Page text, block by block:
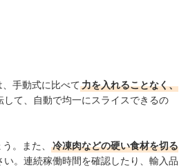
手動式に比べて力を入れることなく、
して、自動で均一にスライスできるの
。また、
冷凍肉などの硬い食材を切る
い。連続稼働時間を確認したり、輸入品